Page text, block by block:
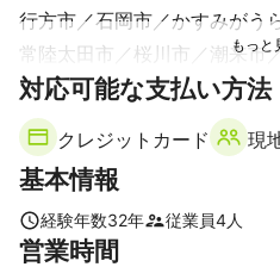
行方市
石岡市 かすみがう
常陸太田市
桜川市 潮来市
高萩市
阿見町 つくば市
北茨城市
河内町
つくばみらい市
常総市 八
取手市
坂東市
対応可能な支払い方法
クレジットカード 現
基本情報
経験年数32年 従業員4人
営業時間